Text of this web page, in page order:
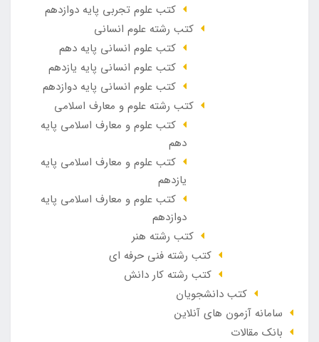
کتب علوم تجربی پایه دوازدهم
کتب رشته علوم انسانی
کتب علوم انسانی پایه دهم
کتب علوم انسانی پایه یازدهم
کتب علوم انسانی پایه دوازدهم
کتب رشته علوم و معارف اسلامی
کتب علوم و معارف اسلامی پایه
دهم
کتب علوم و معارف اسلامی پایه
یازدهم
کتب علوم و معارف اسلامی پایه
دوازدهم
کتب رشته هنر
کتب رشته فنی حرفه ای
کتب رشته کار دانش
کتب دانشجویان
سامانه آزمون های آنلاین
بانک مقالات